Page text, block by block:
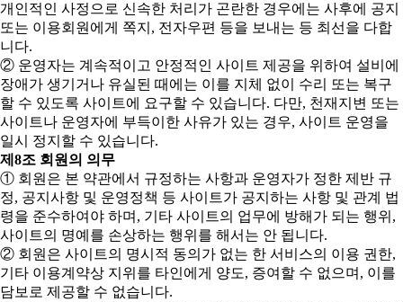
개인적인 사정으로 신속한 처리가 곤란한 경우에는 사후에 공지
또는 이용회원에게 쪽지, 전자우편 등을 보내는 등 최선을 다합
니다.
② 운영자는 계속적이고 안정적인 사이트 제공을 위하여 설비에
장애가 생기거나 유실된 때에는 이를 지체 없이 수리 또는 복구
할 수 있도록 사이트에 요구할 수 있습니다. 다만, 천재지변 또는
사이트나 운영자에 부득이한 사유가 있는 경우, 사이트 운영을
일시 정지할 수 있습니다.
제8조 회원의 의무
① 회원은 본 약관에서 규정하는 사항과 운영자가 정한 제반 규
정, 공지사항 및 운영정책 등 사이트가 공지하는 사항 및 관계 법
령을 준수하여야 하며, 기타 사이트의 업무에 방해가 되는 행위,
사이트의 명예를 손상하는 행위를 해서는 안 됩니다.
② 회원은 사이트의 명시적 동의가 없는 한 서비스의 이용 권한,
기타 이용계약상 지위를 타인에게 양도, 증여할 수 없으며, 이를
담보로 제공할 수 없습니다.